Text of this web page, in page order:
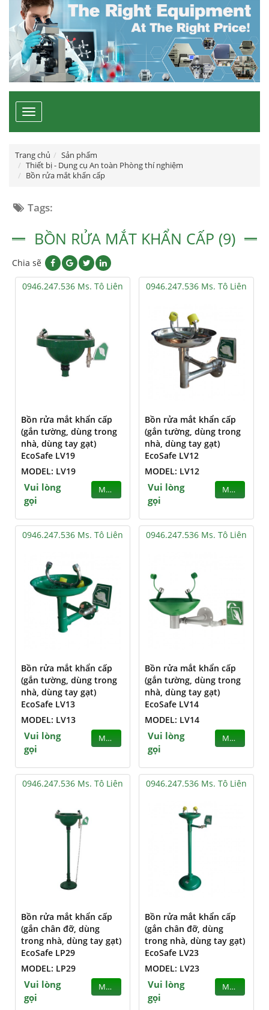
Toggle
navigation
Trang chủ
Sản phẩm
Thiết bị - Dụng cụ An toàn Phòng thí nghiệm
Bồn rửa mắt khẩn cấp
Tags:
BỒN RỬA MẮT KHẨN CẤP (9)
Chia sẽ
0946.247.536 Ms. Tô Liên
Bồn rửa mắt khẩn cấp
(gắn tường, dùng trong
nhà, dùng tay gạt)
EcoSafe LV19
MODEL: LV19
Vui lòng
gọi
MUA
0946.247.536 Ms. Tô Liên
Bồn rửa mắt khẩn cấp
(gắn tường, dùng trong
nhà, dùng tay gạt)
EcoSafe LV12
MODEL: LV12
Vui lòng
gọi
MUA
0946.247.536 Ms. Tô Liên
Bồn rửa mắt khẩn cấp
(gắn tường, dùng trong
nhà, dùng tay gạt)
EcoSafe LV13
MODEL: LV13
Vui lòng
gọi
MUA
0946.247.536 Ms. Tô Liên
Bồn rửa mắt khẩn cấp
(gắn tường, dùng trong
nhà, dùng tay gạt)
EcoSafe LV14
MODEL: LV14
Vui lòng
gọi
MUA
0946.247.536 Ms. Tô Liên
Bồn rửa mắt khẩn cấp
(gắn chân đỡ, dùng
trong nhà, dùng tay gạt)
EcoSafe LP29
MODEL: LP29
Vui lòng
gọi
MUA
0946.247.536 Ms. Tô Liên
Bồn rửa mắt khẩn cấp
(gắn chân đỡ, dùng
trong nhà, dùng tay gạt)
EcoSafe LV23
MODEL: LV23
Vui lòng
gọi
MUA